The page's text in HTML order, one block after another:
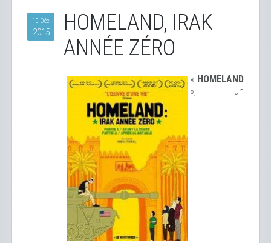
10 Déc
2015
HOMELAND, IRAK
ANNÉE ZÉRO
« HOMELAND
», un